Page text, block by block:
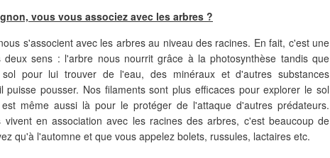
vous vous associez avec les arbres ?
s'associent avec les arbres au niveau des racines. En fait, c'est une
deux sens : l'arbre nous nourrit grâce à la photosynthèse tandis que
pour lui trouver de l'eau, des minéraux et d'autres substances
puisse pousser. Nos filaments sont plus efficaces pour explorer le sol
même aussi là pour le protéger de l'attaque d'autres prédateurs.
vivent en association avec les racines des arbres, c'est beaucoup de
qu'à l'automne et que vous appelez bolets, russules, lactaires etc.